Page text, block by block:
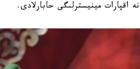
اقپارات مينيسترلىگى حابارلادى.